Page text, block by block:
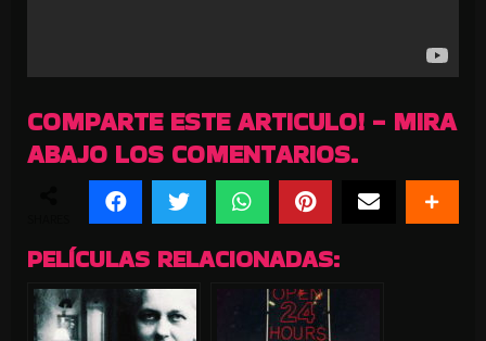
COMPARTE ESTE ARTICULO! - MIRA
ABAJO LOS COMENTARIOS.
PELÍCULAS RELACIONADAS: